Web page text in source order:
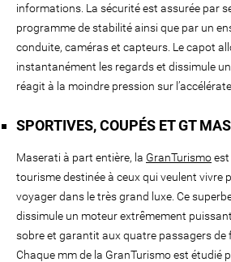
informations. La sécurité est assurée par
programme de stabilité ainsi que par un
conduite, caméras et capteurs. Le capot
instantanément les regards et dissimule
réagit à la moindre pression sur
SPORTIVES, COUPÉS ET GT
Maserati à part entière, la GranTurismoest
tourisme destinée à ceux qui veulent vivre
voyager dans le très grand luxe. Ce
dissimule un moteur extrêmement
sobre et garantit aux quatre passagers de
Chaque mm de la GranTurismo est étudié